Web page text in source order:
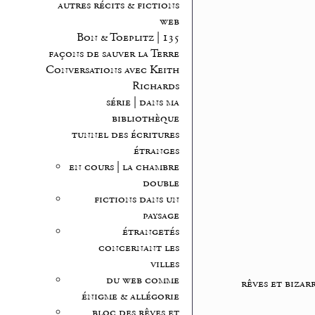
autres récits & fictions
web
Bon & Toeplitz | 135
façons de sauver la Terre
Conversations avec Keith
Richards
série | dans ma
bibliothèque
tunnel des écritures
étranges
en cours | la chambre
double
fictions dans un
paysage
étrangetés
concernant les
villes
du web comme
énigme & allégorie
rêves et